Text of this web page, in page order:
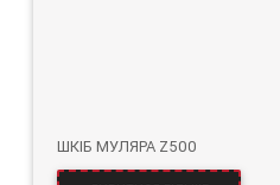
ШКІБ МУЛЯРА Z500